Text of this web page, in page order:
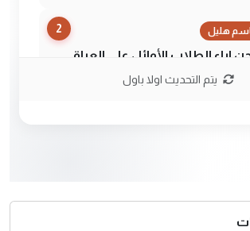
2 هليل
اباء الطلاب الأوائل على العراق
السيد احمد الصافي في العتبات
مستعجل جدا ولامصلحة فيه
للمواطن القرار الصائب يكون بعد
يتم التحديث اولا باول